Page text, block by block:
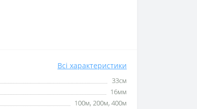
Всі характеристики
33см
16мм
100м, 200м, 400м